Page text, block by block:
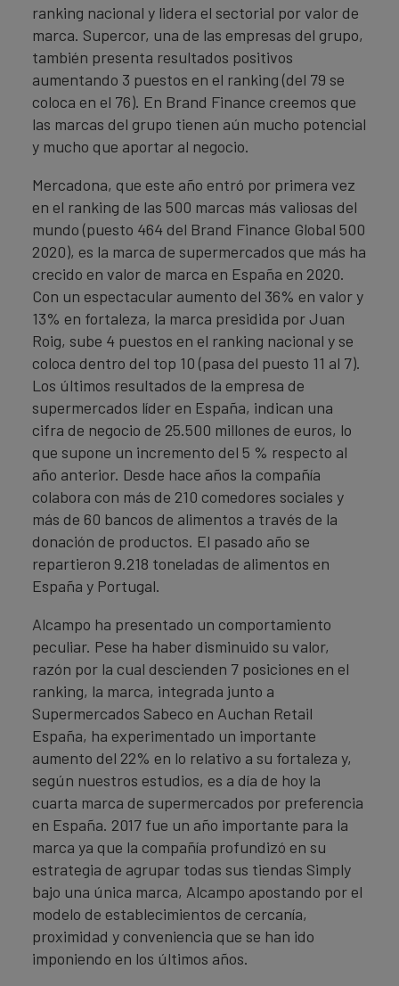
ranking nacional y lidera el sectorial por valor de
marca. Supercor, una de las empresas del grupo,
también presenta resultados positivos
aumentando 3 puestos en el ranking (del 79 se
coloca en el 76). En Brand Finance creemos que
las marcas del grupo tienen aún mucho potencial
y mucho que aportar al negocio.
Mercadona, que este año entró por primera vez
en el ranking de las 500 marcas más valiosas del
mundo (puesto 464 del Brand Finance Global 500
2020), es la marca de supermercados que más ha
crecido en valor de marca en España en 2020.
Con un espectacular aumento del 36% en valor y
13% en fortaleza, la marca presidida por Juan
Roig, sube 4 puestos en el ranking nacional y se
coloca dentro del top 10 (pasa del puesto 11 al 7).
Los últimos resultados de la empresa de
supermercados líder en España, indican una
cifra de negocio de 25.500 millones de euros, lo
que supone un incremento del 5 % respecto al
año anterior. Desde hace años la compañía
colabora con más de 210 comedores sociales y
más de 60 bancos de alimentos a través de la
donación de productos. El pasado año se
repartieron 9.218 toneladas de alimentos en
España y Portugal.
Alcampo ha presentado un comportamiento
peculiar. Pese ha haber disminuido su valor,
razón por la cual descienden 7 posiciones en el
ranking, la marca, integrada junto a
Supermercados Sabeco en Auchan Retail
España, ha experimentado un importante
aumento del 22% en lo relativo a su fortaleza y,
según nuestros estudios, es a día de hoy la
cuarta marca de supermercados por preferencia
en España. 2017 fue un año importante para la
marca ya que la compañía profundizó en su
estrategia de agrupar todas sus tiendas Simply
bajo una única marca, Alcampo apostando por el
modelo de establecimientos de cercanía,
proximidad y conveniencia que se han ido
imponiendo en los últimos años.